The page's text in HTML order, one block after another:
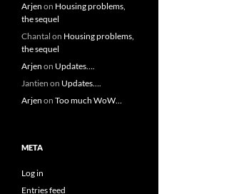
Arjen on Housing problems,
the sequel
Chantal on Housing problems,
the sequel
Arjen on Updates….
Jantien on Updates….
Arjen on Too much WoW…
META
Log in
Entries feed